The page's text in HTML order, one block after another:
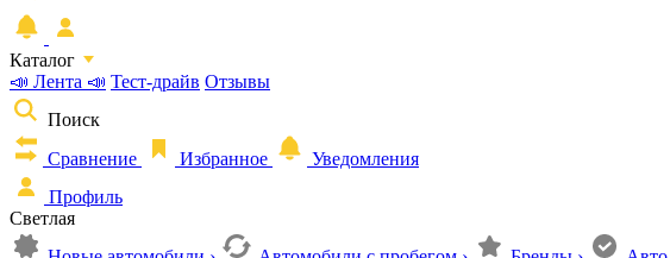
Каталог
📣 Лента 📣 Тест-драйв Отзывы
Поиск
Сравнение
Избранное
Уведомления
Профиль
Светлая